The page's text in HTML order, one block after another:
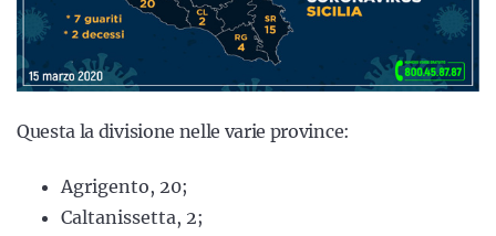
Questa la divisione nelle varie province:
Agrigento, 20;
Caltanissetta, 2;